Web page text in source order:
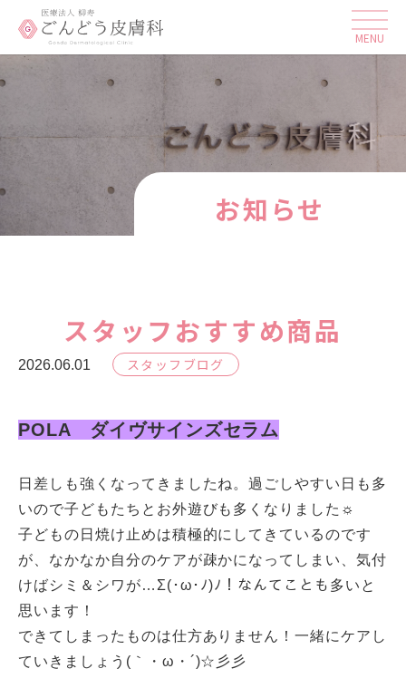
お知らせ
スタッフおすすめ商品
2026.06.01 スタッフブログ
POLA ダイヴサインズセラム
日差しも強くなってきましたね。過ごしやすい日も多
いので子どもたちとお外遊びも多くなりました☼
子どもの日焼け止めは積極的にしてきているのです
が、なかなか自分のケアが疎かになってしまい、気付
けばシミ＆シワが…Σ( ･ω･ﾉ)ﾉ！なんてことも多いと
思います！
できてしまったものは仕方ありません！一緒にケアし
ていきましょう ( ｀・ω・´)☆彡彡